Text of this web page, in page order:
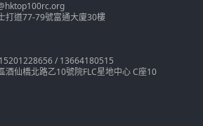
打道77-79號富通大廈30樓
/ 13664180515
酒仙橋北路乙10號院FLC星地中心 C座10